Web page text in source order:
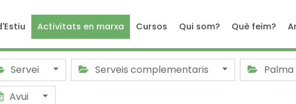
Activitats en marxa Cursos Qui som? Què feim?
Servei Serveis complementaris
Palma
Avui